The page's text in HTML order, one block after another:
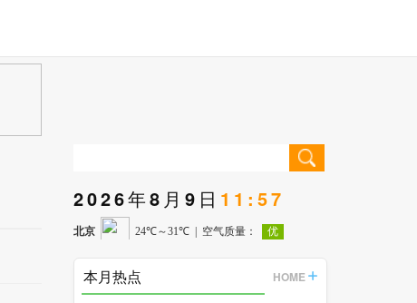
2026年8月9日 11:57
本月热点 HOME